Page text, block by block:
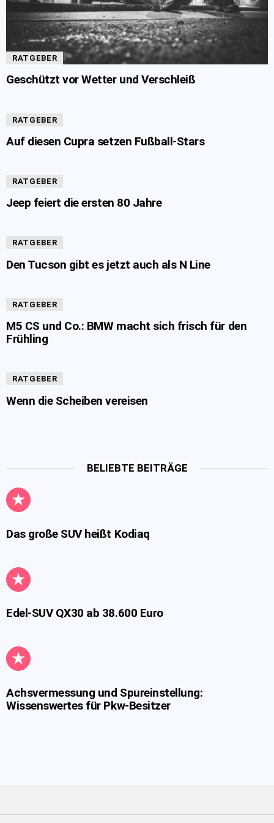
RATGEBER
Geschützt vor Wetter und Verschleiß
RATGEBER
Auf diesen Cupra setzen Fußball-Stars
RATGEBER
Jeep feiert die ersten 80 Jahre
RATGEBER
Den Tucson gibt es jetzt auch als N Line
RATGEBER
M5 CS und Co.: BMW macht sich frisch für den
Frühling
RATGEBER
Wenn die Scheiben vereisen
BELIEBTE BEITRÄGE
Das große SUV heißt Kodiaq
Edel-SUV QX30 ab 38.600 Euro
Achsvermessung und Spureinstellung:
Wissenswertes für Pkw-Besitzer